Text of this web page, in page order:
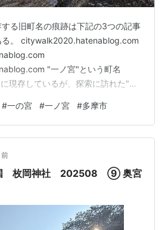
る旧町名の痕跡は下記の3つの記事
る。 citywalk2020.hatenablog.com
"一ノ宮"という町名
現存しているが、探索に訪れた"多
は多摩町時代のもの、②から④は
のもの。①多摩町一の宮 発見日
摩市一の宮 発見日 2025年12月4日
日 2025年12月7日 ④多摩市一ノ
#一の宮 #一ノ宮 #多摩市
枚岡神社 202508 ⑨ 奥宮